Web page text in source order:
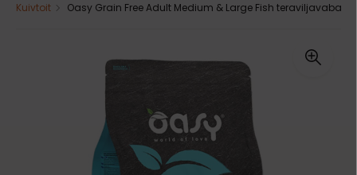
Kuivtoit Oasy Grain Free Adult Medium & Large Fish teraviljavaba